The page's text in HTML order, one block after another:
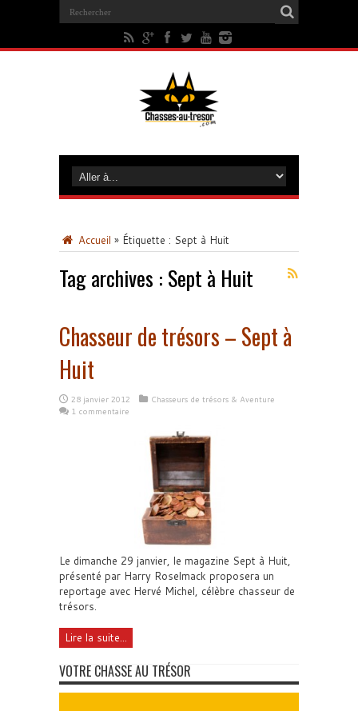
Accueil » Étiquette : Sept à Huit
Tag archives : Sept à Huit
Chasseur de trésors – Sept à
Huit
28 janvier 2012
Chasseurs de trésors & Aventure
1 commentaire
Le dimanche 29 janvier, le magazine Sept à Huit,
présenté par Harry Roselmack proposera un
reportage avec Hervé Michel, célèbre chasseur de
trésors.
Lire la suite...
VOTRE CHASSE AU TRÉSOR